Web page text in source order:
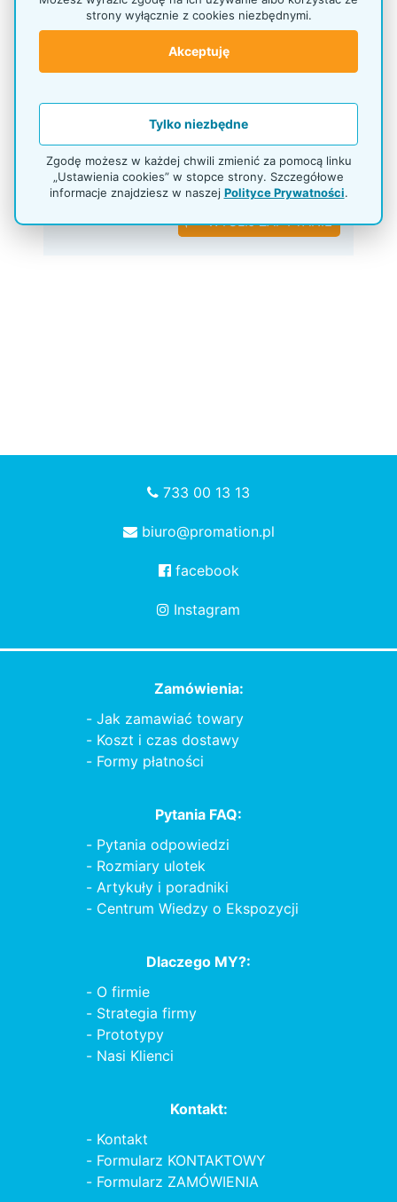
danych jest dobrowolne a osoba je
swoich danych, ich poprawiania oraz żądania
ich usunięcia zgodnie z obowiązującymi od
Zapoznałem się z Polityką prywatności
warunkami handlowymi, które akceptuje.
WYSLIJ ZAPYTANIE
733 00 13 13
biuro@promation.pl
facebook
Instagram
Zamówienia:
Jak zamawiać towary
Koszt i czas dostawy
Formy płatności
Pytania FAQ:
Pytania odpowiedzi
Rozmiary ulotek
Artykuły i poradniki
Centrum Wiedzy o Ekspozycji
Dlaczego MY?:
O firmie
Strategia firmy
Prototypy
Nasi Klienci
Kontakt:
Kontakt
Formularz KONTAKTOWY
Formularz ZAMÓWIENIA
strony wyłącznie z cookies niezbędnymi.
Akceptuję
Tylko niezbędne
Zgodę możesz w każdej chwili zmienić za pomocą linku
„Ustawienia cookies” w stopce strony. Szczegółowe
informacje znajdziesz w naszej Polityce Prywatności.